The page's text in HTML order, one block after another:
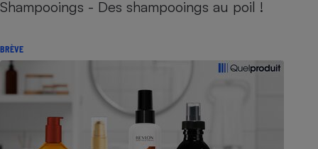
Shampooings - Des shampooings au poil !
BRÈVE